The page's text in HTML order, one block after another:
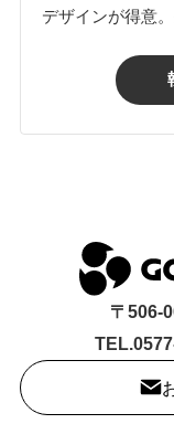
デザインが得意
〒506-